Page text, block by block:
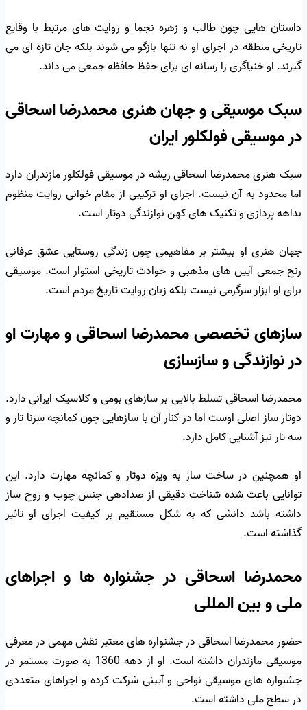
داستان هایی چون طالب و زهره نجما و روایت های مرتبط با وقایع
تاریخی منطقه در اجرای او نه تنها بازگو می شوند بلکه جان تازه ای می
گیرند. او خنیاگری را رسانه ای برای حفظ حافظه جمعی می داند.
سبک موسیقی و جهان هنری محمدرضا اسحاقی
در موسیقی فولکلور ایران
سبک هنری محمدرضا اسحاقی ریشه در موسیقی فولکلور مازندران دارد
اما محدود به آن نیست. اجرای او ترکیبی از مقام خوانی روایت منظوم
بداهه پردازی و تکنیک های کهن نوازندگی دوتار است.
جهان هنری او بیشتر بر مفاهیمی چون زندگی روستایی عشق عرفانی
رنج جمعی آیین های مذهبی و حوادث تاریخی استوار است. موسیقی
برای او ابزار سرگرمی نیست بلکه زبان روایت تاریخ مردم است.
سازهای تخصصی محمدرضا اسحاقی و مهارت او
در نوازندگی و سازسازی
محمدرضا اسحاقی تسلط بالایی بر سازهای بومی و کلاسیک ایرانی دارد.
دوتار ساز اصلی اوست اما در کنار آن با سازهایی چون کمانچه سرنا تار و
سه تار نیز آشنایی کامل دارد.
او همچنین در ساخت ساز به ویژه دوتار و کمانچه مهارت دارد. این
توانایی باعث شده شناخت دقیقی از صدادهی جنس چوب و روح ساز
داشته باشد دانشی که به شکل مستقیم بر کیفیت اجرای او تاثیر
گذاشته است.
محمدرضا اسحاقی در جشنواره ها و اجراهای
ملی و بین المللی
حضور محمدرضا اسحاقی در جشنواره های معتبر نقش مهمی در معرفی
موسیقی مازندران داشته است. او از دهه 1360 به صورت مستمر در
جشنواره های موسیقی نواحی و آیینی شرکت کرده و اجراهای متعددی
در سطح ملی داشته است.